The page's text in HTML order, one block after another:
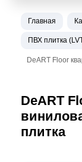
Главная
ПВХ плитка
DeART Floor
DeART
плитка